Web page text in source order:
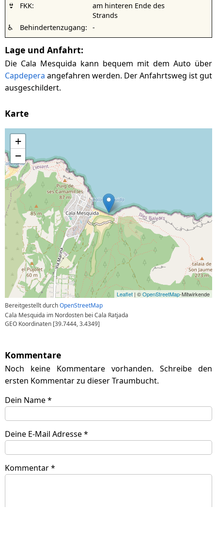
👙
FKK:
am hinteren Ende des
Strands
♿
Behindertenzugang: -
Lage und Anfahrt:
Die Cala Mesquida kann bequem mit dem Auto über
Capdepera angefahren werden. Der Anfahrtsweg ist gut
ausgeschildert.
Karte
+
−
Leaflet | ©OpenStreetMap-Mitwirkende
Bereitgestellt durchOpenStreetMap
Cala Mesquida im Nordosten bei Cala Ratjada
GEO Koordinaten [39.7444, 3.4349]
Kommentare
Noch keine Kommentare vorhanden. Schreibe den
ersten Kommentar zu dieser Traumbucht.
Dein Name *
Deine E-Mail Adresse *
Kommentar *